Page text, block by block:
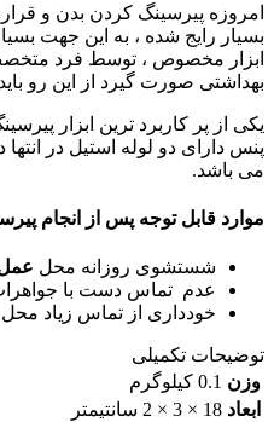
امروزه پیرسینگ کردن بدن و
بسیار رایج شده ، به این جهت
ابزار مخصوص ، توسط فرد
بهداشتی صورت گیرد از این رو
یکی از پر کاربرد ترین ابزار
پنس دارای دو لوله استیل در
می باشد.
موارد قابل توجه پس از انجام
شستشوی روزانه محل
عدم تماس دست با
خودداری از تماس زیاد
توضیحات تکمیلی
وزن 0.1 کیلوگرم
ابعاد 18 × 3 × 2 سانتیمتر